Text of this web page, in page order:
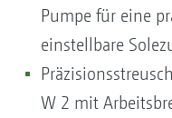
Pumpe für eine
einstellbare
W 2 mit